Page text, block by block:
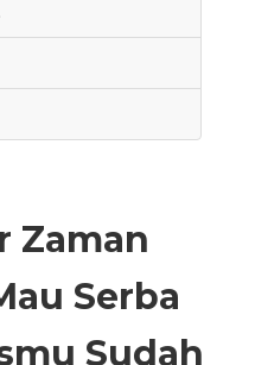
Zaman
Serba
Sudah